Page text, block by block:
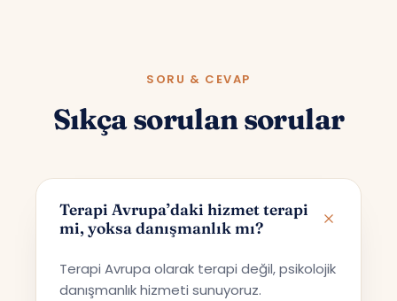
SORU & CEVAP
Sıkça sorulan sorular
Terapi Avrupa’daki hizmet terapi
mi, yoksa danışmanlık mı?
Terapi Avrupa olarak terapi değil, psikolojik
danışmanlık hizmeti sunuyoruz.